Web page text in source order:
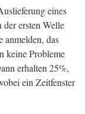
eines
ersten Welle
anmelden, das
keine Probleme
erhalten 25%,
ein Zeitfenster